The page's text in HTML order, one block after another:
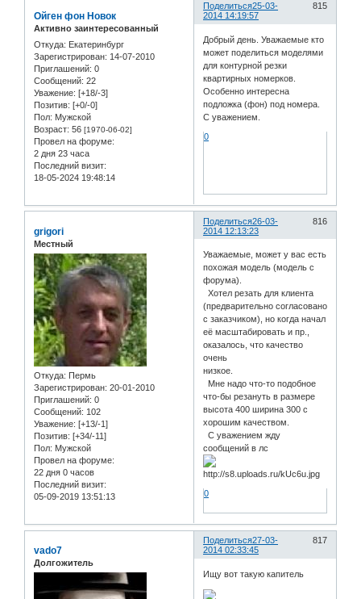
Поделиться 815
25-03-
2014 14:19:57
Ойген фон Новок
Активно заинтересованный
Откуда: Екатеринбург
Зарегистрирован: 14-07-2010
Приглашений: 0
Сообщений: 22
Уважение: [+18/-3]
Позитив: [+0/-0]
Пол: Мужской
Возраст: 56 [1970-06-02]
Провел на форуме:
2 дня 23 часа
Последний визит:
18-05-2024 19:48:14
Добрый день. Уважаемые кто
может поделиться моделями
для контурной резки
квартирных номерков.
Особенно интересна
подложка (фон) под номера.
С уважением.
0
Поделиться 816
26-03-
2014 12:13:23
grigori
Местный
Откуда: Пермь
Зарегистрирован: 20-01-2010
Приглашений: 0
Сообщений: 102
Уважение: [+13/-1]
Позитив: [+34/-11]
Пол: Мужской
Провел на форуме:
22 дня 0 часов
Последний визит:
05-09-2019 13:51:13
Уважаемые, может у вас есть
похожая модель (модель с
форума).
Хотел резать для клиента
(предварительно согласовано
с заказчиком), но когда начал
её масштабировать и пр.,
оказалось, что качество
очень
низкое.
Мне надо что-то подобное
что-бы резануть в размере
высота 400 ширина 300 с
хорошим качеством.
С уважением жду
сообщений в лс
0
Поделиться 817
27-03-
2014 02:33:45
vado7
Долгожитель
Ищу вот такую капитель